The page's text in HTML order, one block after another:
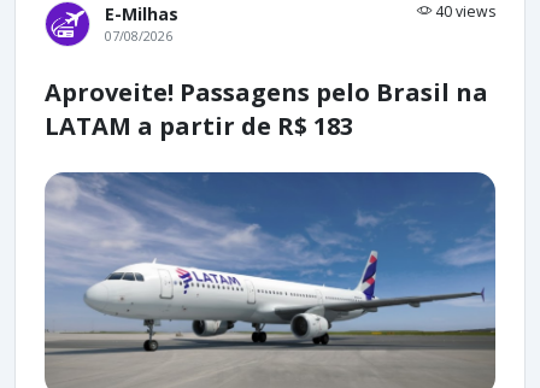
E-Milhas 40 views
07/08/2026
Aproveite! Passagens pelo Brasil na
LATAM a partir de R$ 183